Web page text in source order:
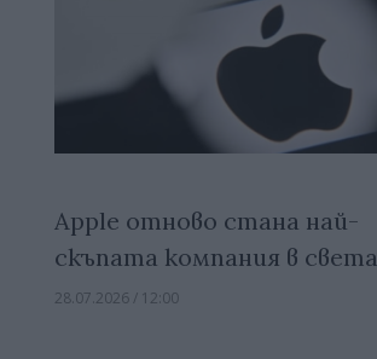
Apple отново стана най-
скъпата компания в света
28.07.2026 / 12:00